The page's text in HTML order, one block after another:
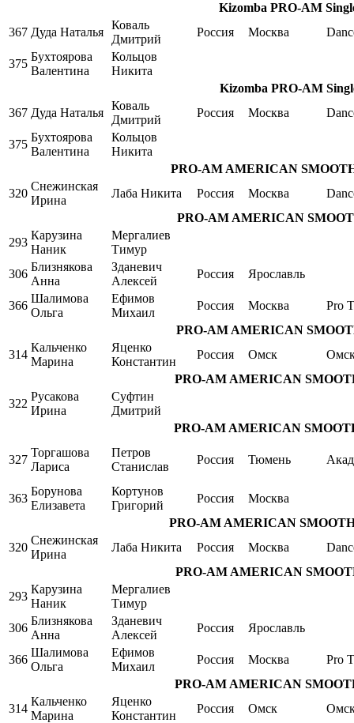
Kizomba PRO-AM
367 Дуда Наталья
Коваль
Дмитрий
Россия Москва
375
Бухтоярова
Валентина
Кольцов
Никита
Kizomba PRO-AM
367 Дуда Наталья
Коваль
Дмитрий
Россия Москва
375
Бухтоярова
Валентина
Кольцов
Никита
PRO-AM AMERICAN
320
Снежинская
Ирина
Лаба Никита Россия Москва
PRO-AM AMERICAN
293
Карузина
Наник
Мергалиев
Тимур
306
Близнякова
Анна
Зданевич
Алексей
Россия Ярославль
366
Шалимова
Ольга
Ефимов
Михаил
Россия Москва
Pro
PRO-AM AMERICAN
314
Кальченко
Марина
Яценко
Константин
Россия Омск
PRO-AM AMERICAN
322
Русакова
Ирина
Суфтин
Дмитрий
PRO-AM AMERICAN
327
Торгашова
Лариса
Петров
Станислав
Россия Тюмень
363
Борунова
Елизавета
Кортунов
Григорий
Россия
Москва
PRO-AM AMERICAN SMOOTH
320
Снежинская
Ирина
Лаба Никита Россия Москва
PRO-AM AMERICAN
293
Карузина
Наник
Мергалиев
Тимур
306
Близнякова
Анна
Зданевич
Алексей
Россия Ярославль
366
Шалимова
Ольга
Ефимов
Михаил
Россия Москва
Pro
PRO-AM AMERICAN
314
Кальченко
Марина
Яценко
Константин
Россия Омск